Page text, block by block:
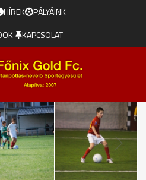
HÍREK
PÁLYÁINK
KAPCSOLAT